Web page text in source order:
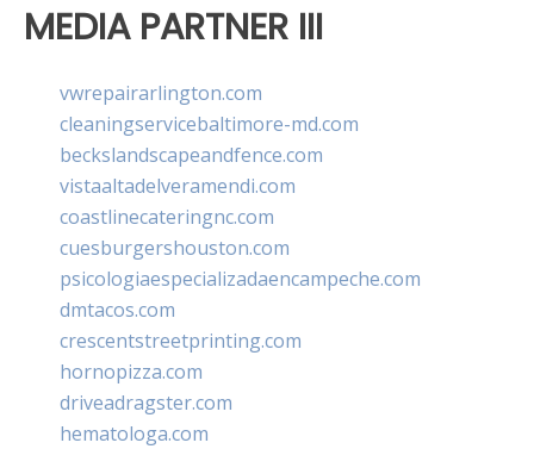
MEDIA PARTNER III
vwrepairarlington.com
cleaningservicebaltimore-md.com
beckslandscapeandfence.com
vistaaltadelveramendi.com
coastlinecateringnc.com
cuesburgershouston.com
psicologiaespecializadaencampeche.com
dmtacos.com
crescentstreetprinting.com
hornopizza.com
driveadragster.com
hematologa.com